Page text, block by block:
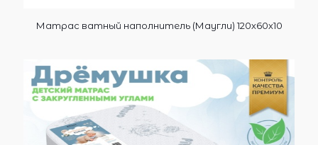
Матрас ватный наполнитель (Маугли) 120х60х10